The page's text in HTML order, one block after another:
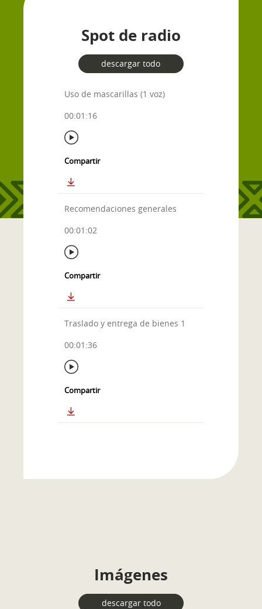
Spot de radio
descargar todo
Uso de mascarillas (1 voz)
00:01:16
Compartir
Recomendaciones generales
00:01:02
Compartir
Traslado y entrega de bienes 1
00:01:36
Compartir
Imágenes
descargar todo